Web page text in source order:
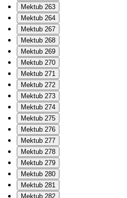
Mektub 263
Mektub 264
Mektub 267
Mektub 268
Mektub 269
Mektub 270
Mektub 271
Mektub 272
Mektub 273
Mektub 274
Mektub 275
Mektub 276
Mektub 277
Mektub 278
Mektub 279
Mektub 280
Mektub 281
Mektub 282